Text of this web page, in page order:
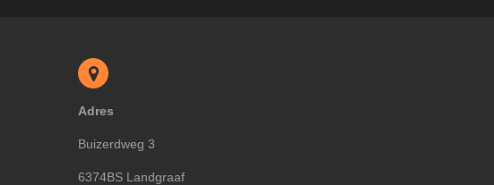
Adres
Buizerdweg 3
6374BS Landgraaf